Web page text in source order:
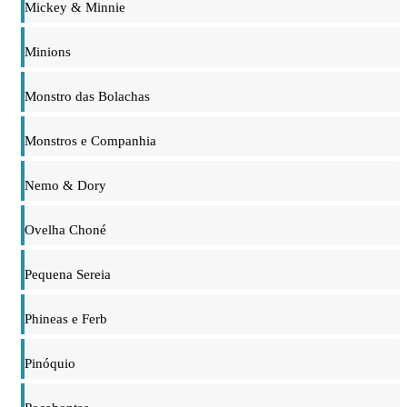
Mickey & Minnie
Minions
Monstro das Bolachas
Monstros e Companhia
Nemo & Dory
Ovelha Choné
Pequena Sereia
Phineas e Ferb
Pinóquio